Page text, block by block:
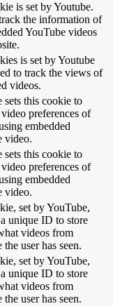
is set by Youtube.
the information of
YouTube videos
is set by Youtube
to track the views of
videos.
sets this cookie to
preferences of
embedded
video.
sets this cookie to
preferences of
embedded
video.
set by YouTube,
unique ID to store
videos from
the user has seen.
set by YouTube,
unique ID to store
videos from
the user has seen.